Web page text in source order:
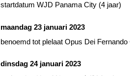
startdatum WJD Panama City (4 jaar)
maandag 23 januari 2023
benoemd tot plelaat Opus Dei
dinsdag 24 januari 2023